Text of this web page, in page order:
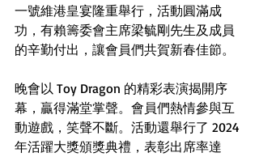
一號維港皇宴隆重舉行，活動圓滿成
功，有賴籌委會主席梁毓剛先生及成員
的辛勤付出，讓會員們共賀新春佳節。
晚會以 Toy Dragon 的精彩表演揭開序
幕，贏得滿堂掌聲。會員們熱情參與互
動遊戲，笑聲不斷。活動還舉行了 2024
年活躍大獎頒獎典禮，表彰出席率達